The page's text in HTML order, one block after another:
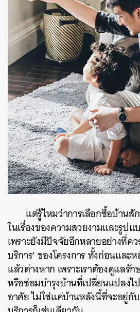
แต่รู้ไหมว่าการเลือกซื้อบ้าน
ในเรื่องของความสวยงามและรูปแ
เพราะยังมีปัจจัยอีกหลายอย่างที่คว
บริการ’ ของโครงการ ทั้งก่อนและ
แล้วต่างหาก เพราะเราต้องดูแล
หรือซ่อมบำรุงบ้านที่เปลี่ยนแปลงไ
อาศัย ไม่ใช่แค่บ้านหลังนี้ที่จะอยู่กั